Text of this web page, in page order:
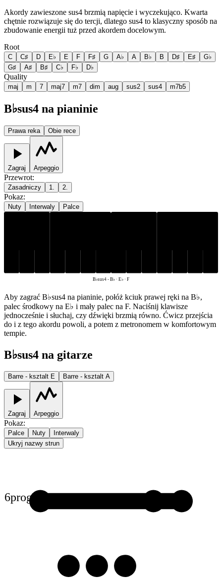
Akordy zawieszone sus4 brzmią napięcie i wyczekująco. Kwarta
chętnie rozwiązuje się do tercji, dlatego sus4 to klasyczny sposób na
zbudowanie energii tuż przed akordem docelowym.
Root
C C♯ D E♭ E F F♯ G A♭ A B♭ B D♯ E♯
G♭
G♯
A♯ B♯ C♭ F♭ D♭
Quality
maj m 7 maj7 m7 dim aug sus2 sus4 m7b5
B♭sus4 na pianinie
Prawa reka Obie rece
Zagraj Arpeggio
Przewrot:
Zasadniczy 1. 2.
Pokaz:
Nuty Interwaly Palce
B♭sus4-B♭ · E♭ · F
Aby zagrać B♭sus4 na pianinie, połóż kciuk prawej ręki na B♭,
palec środkowy na E♭ i mały palec na F. Naciśnij klawisze
jednocześnie i słuchaj, czy dźwięki brzmią równo. Ćwicz przejścia
do i z tego akordu powoli, a potem z metronomem w komfortowym
tempie.
B♭sus4 na gitarze
Barre - ksztalt E Barre - ksztalt A
Zagraj Arpeggio
Pokaz:
Palce Nuty
Interwaly
Ukryj nazwy strun
6prog